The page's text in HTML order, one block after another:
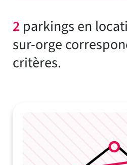
2 parkings en
sur-orge
critères.